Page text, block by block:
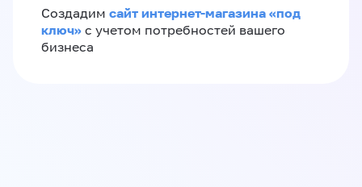
Создадим сайт интернет-магазина «под
ключ» с учетом потребностей вашего
бизнеса